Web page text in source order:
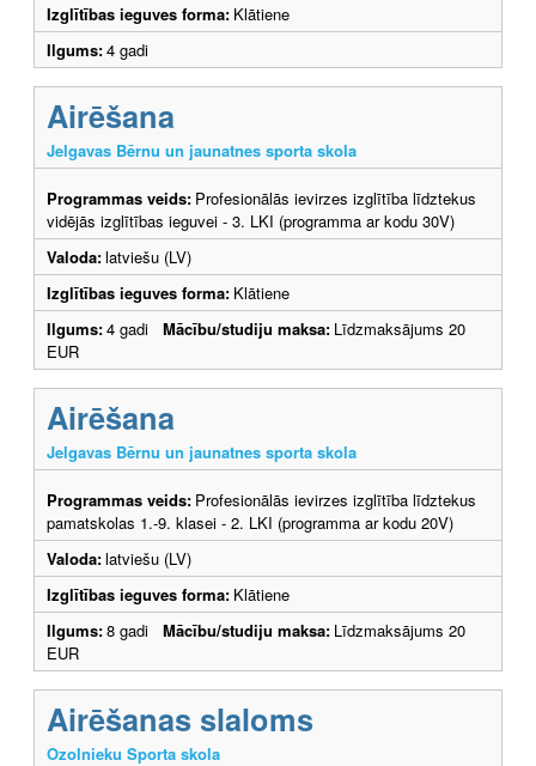
Izglītības ieguves forma: Klātiene
Ilgums:4 gadi
Airēšana
Jelgavas Bērnu un jaunatnes sporta skola
Programmas veids: Profesionālās ievirzes izglītība līdztekus
vidējās izglītības ieguvei - 3. LKI (programma ar kodu 30V)
Valoda:latviešu (LV)
Izglītības ieguves forma: Klātiene
Ilgums:4 gadi Mācību/studiju maksa: Līdzmaksājums 20
EUR
Airēšana
Jelgavas Bērnu un jaunatnes sporta skola
Programmas veids: Profesionālās ievirzes izglītība līdztekus
pamatskolas 1.-9. klasei - 2. LKI (programma ar kodu 20V)
Valoda:latviešu (LV)
Izglītības ieguves forma: Klātiene
Ilgums:8 gadi Mācību/studiju maksa: Līdzmaksājums 20
EUR
Airēšanas slaloms
Ozolnieku Sporta skola